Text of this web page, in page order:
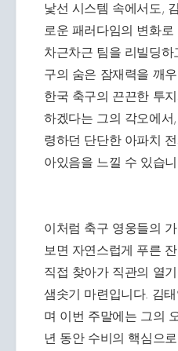
낯선 시스템 속에서도,
로운 패러다임의 변화
차근차근 팀을 리빌딩
구의 숨은 잠재력을 깨
한국 축구의 끈끈한 투
하겠다는 그의 각오에
령하던 단단한 아파치
아있음을 느낄 수 있습
이처럼 축구 영웅들의
보면 자연스럽게 푸른
직접 찾아가 직관의 열
샘솟기 마련입니다. 김
며 이번 주말에는 그의
년 동안 수비의 핵심으